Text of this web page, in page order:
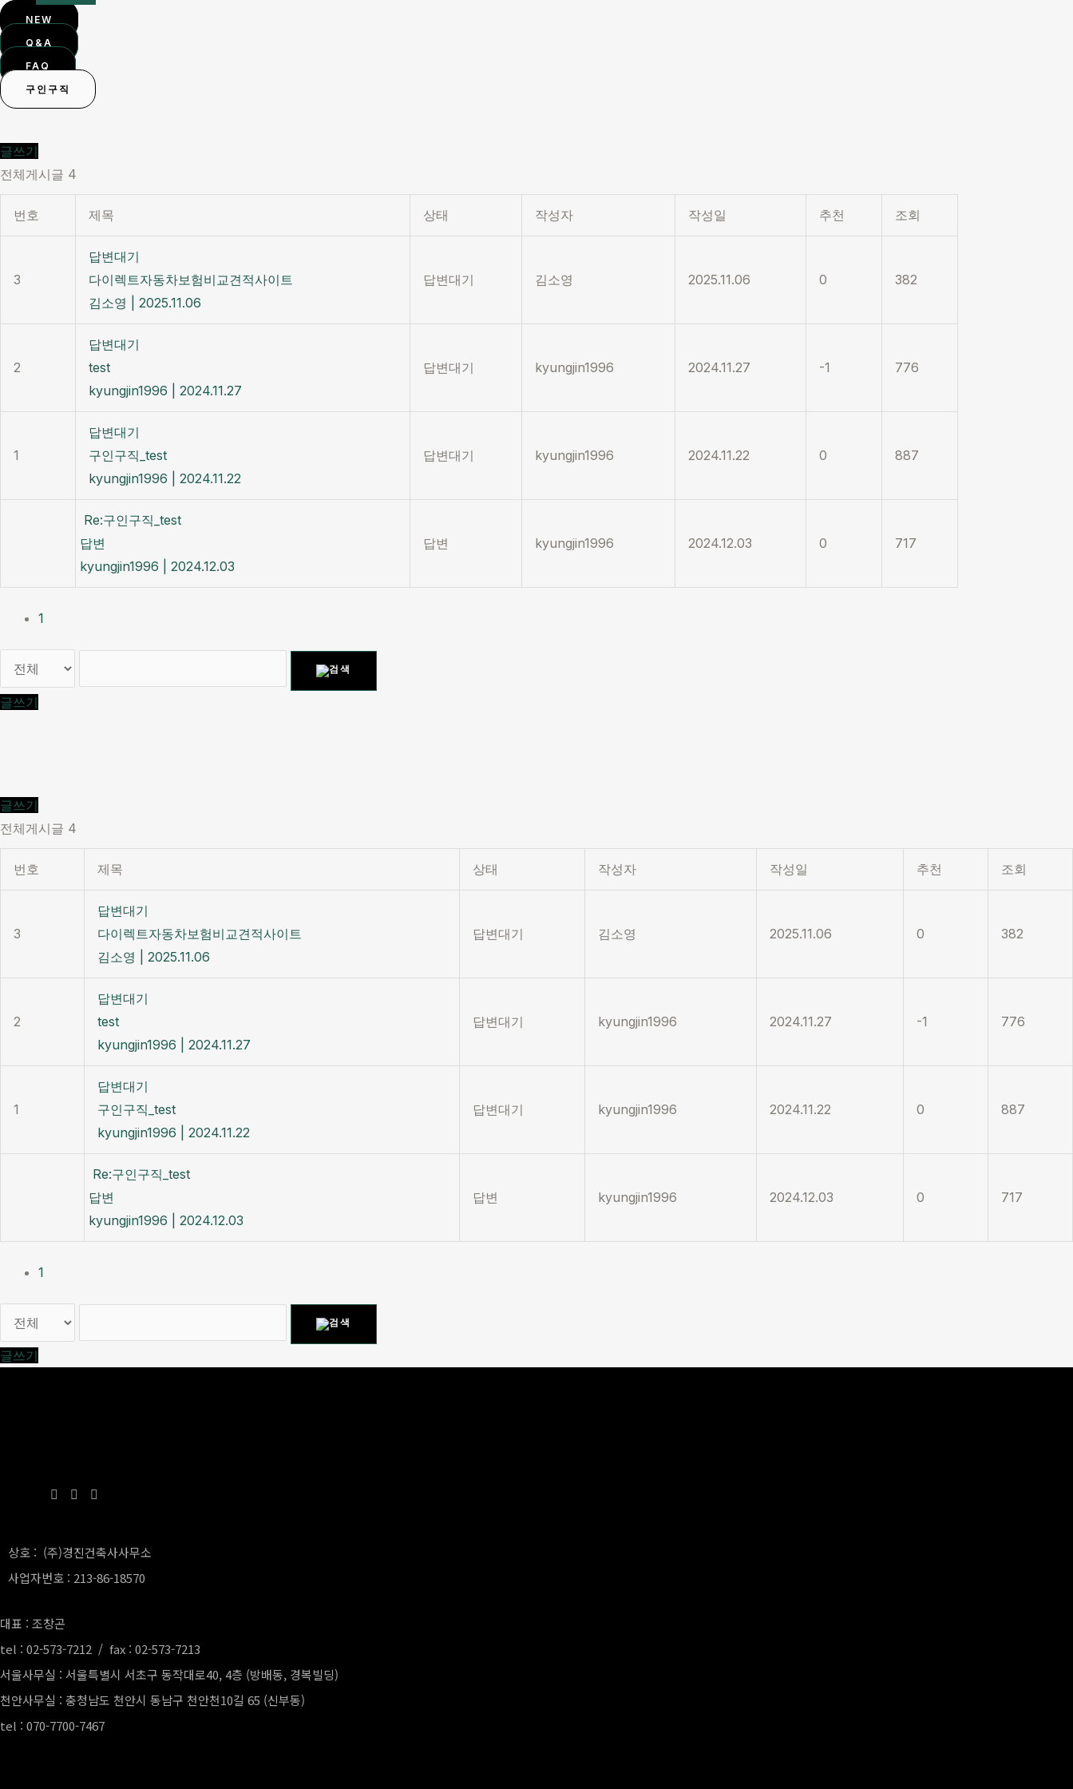
NEW
Q&A
FAQ
구인구직
글쓰기
전체게시글 4
번호 제목 상태 작성자 작성일 추천 조회
3
답변대기
다이렉트자동차보험비교견적사이트
김소영
2025.11.06
답변대기 김소영 2025.11.06 0 382
2
답변대기
test
kyungjin1996
2024.11.27
답변대기 kyungjin1996 2024.11.27 -1 776
1
답변대기
구인구직_test
kyungjin1996
2024.11.22
답변대기 kyungjin1996 2024.11.22 0 887
Re:구인구직_test
답변
kyungjin1996
2024.12.03
답변 kyungjin1996 2024.12.03 0 717
1
글쓰기
글쓰기
전체게시글 4
번호 제목 상태 작성자 작성일 추천 조회
3
답변대기
다이렉트자동차보험비교견적사이트
김소영
2025.11.06
답변대기 김소영 2025.11.06 0 382
2
답변대기
test
kyungjin1996
2024.11.27
답변대기 kyungjin1996 2024.11.27 -1 776
1
답변대기
구인구직_test
kyungjin1996
2024.11.22
답변대기 kyungjin1996 2024.11.22 0 887
Re:구인구직_test
답변
kyungjin1996
2024.12.03
답변 kyungjin1996 2024.12.03 0 717
1
글쓰기
상호 : (주)경진건축사사무소
사업자번호 : 213-86-18570
대표 : 조창곤
tel : 02-573-7212 / fax : 02-573-7213
서울사무실 : 서울특별시 서초구 동작대로40, 4층 (방배동, 경복빌딩)
천안사무실 : 충청남도 천안시 동남구 천안천10길 65 (신부동)
tel : 070-7700-7467